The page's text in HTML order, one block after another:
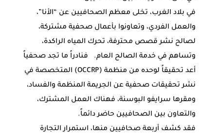
في بلاد الغرب، تخلى معظم الصحافيين عن “الأنا”،
والعمل الفردي، وتعاونوا بأعمال صحفية مشتركة،
لصالح نشر قصص محترفة، تحرك المياه الراكدة،
وتساهم في خدمة الصالح العام. فنادراً ما تجد صحفياً
أعد تحقيقاً لوحده من منظمة (OCCRP) المتخصصة في
نشر تحقيقات صحفية عن الجريمة المنظمة والفساد،
ومقرها سرايفو البوسنة، فهناك العمل المشترك،
والتعاون بين الصحافيين حاضر دائماً.
فقد كشف أربعة صحافيين منها، استمرار التجارة